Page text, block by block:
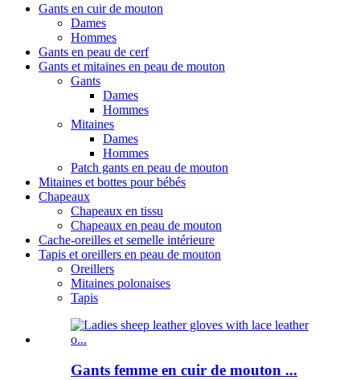
Gants en cuir de mouton
Dames
Hommes
Gants en peau de cerf
Gants et mitaines en peau de mouton
Gants
Dames
Hommes
Mitaines
Dames
Hommes
Patch gants en peau de mouton
Mitaines et bottes pour bébés
Chapeaux
Chapeaux en tissu
Chapeaux en peau de mouton
Cache-oreilles et semelle intérieure
Tapis et oreillers en peau de mouton
Oreillers
Mitaines polonaises
Tapis
Gants femme en cuir de mouton ...